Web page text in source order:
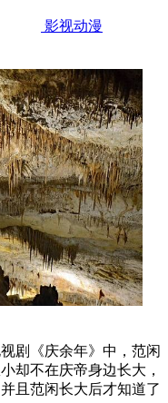
影视动漫
剧《庆余年》中，范闲
却不在庆帝身边长大，
且范闲长大后才知道了